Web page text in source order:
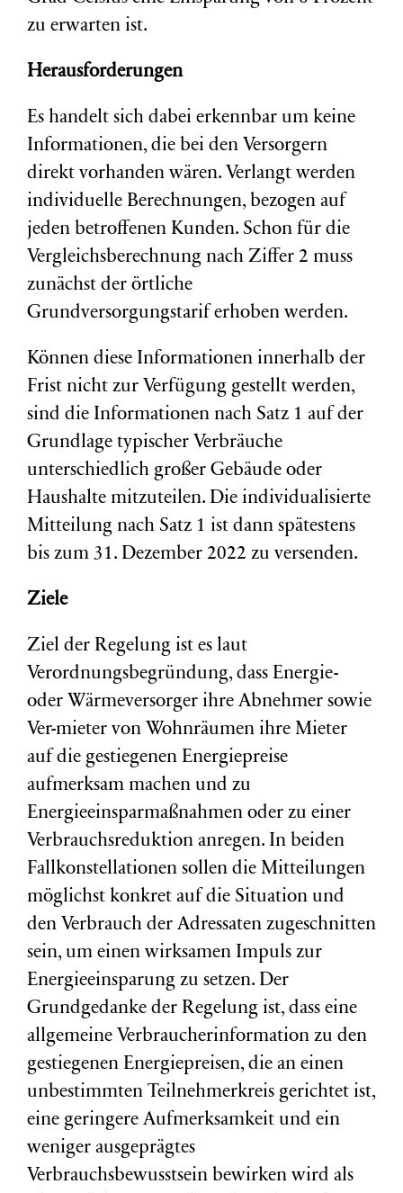
zu erwarten ist.
Herausforderungen
Es handelt sich dabei erkennbar um keine
Informationen, die bei den Versorgern
direkt vorhanden wären. Verlangt werden
individuelle Berechnungen, bezogen auf
jeden betroffenen Kunden. Schon für die
Vergleichsberechnung nach Ziffer 2 muss
zunächst der örtliche
Grundversorgungstarif erhoben werden.
Können diese Informationen innerhalb der
Frist nicht zur Verfügung gestellt werden,
sind die Informationen nach Satz 1 auf der
Grundlage typischer Verbräuche
unterschiedlich großer Gebäude oder
Haushalte mitzuteilen. Die individualisierte
Mitteilung nach Satz 1 ist dann spätestens
bis zum 31. Dezember 2022 zu versenden.
Ziele
Ziel der Regelung ist es laut
Verordnungsbegründung, dass Energie-
oder Wärmeversorger ihre Abnehmer sowie
Ver-mieter von Wohnräumen ihre Mieter
auf die gestiegenen Energiepreise
aufmerksam machen und zu
Energieeinsparmaßnahmen oder zu einer
Verbrauchsreduktion anregen. In beiden
Fallkonstellationen sollen die Mitteilungen
möglichst konkret auf die Situation und
den Verbrauch der Adressaten zugeschnitten
sein, um einen wirksamen Impuls zur
Energieeinsparung zu setzen. Der
Grundgedanke der Regelung ist, dass eine
allgemeine Verbraucherinformation zu den
gestiegenen Energiepreisen, die an einen
unbestimmten Teilnehmerkreis gerichtet ist,
eine geringere Aufmerksamkeit und ein
weniger ausgeprägtes
Verbrauchsbewusstsein bewirken wird als